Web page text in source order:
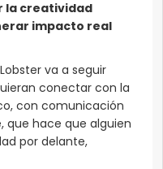
la creatividad
impacto real
va a seguir
conectar con la
con comunicación
que hace que alguien
por delante,